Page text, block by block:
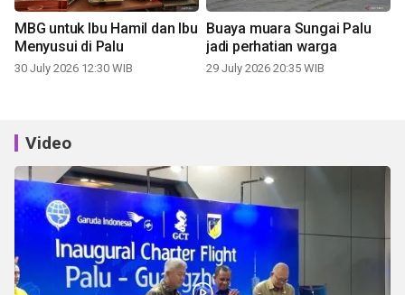
MBG untuk Ibu Hamil dan Ibu
Menyusui di Palu
30 July 2026 12:30 WIB
Buaya muara Sungai Palu
jadi perhatian warga
29 July 2026 20:35 WIB
Video